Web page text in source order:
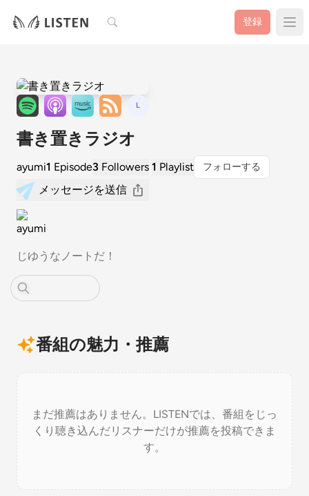
検索 登録
L
書き置きラジオ
ayumi1 Episode3 Followers 1 Playlist フォローする
メッセージを送信
じゆうなノートだ！
番組の魅力・推薦
まだ推薦はありません。LISTENでは、番組をじっ
くり聴き込んだリスナーだけが推薦を投稿できま
す。